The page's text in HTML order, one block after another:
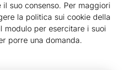
suo consenso. Per maggiori
la politica sui cookie della
modulo per esercitare i suoi
porre una domanda.